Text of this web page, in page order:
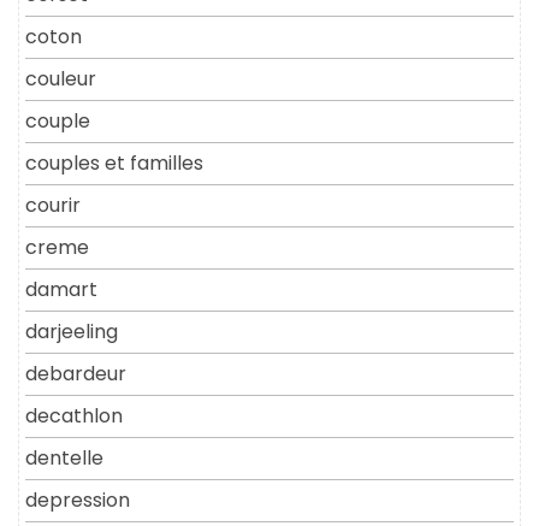
coton
couleur
couple
couples et familles
courir
creme
damart
darjeeling
debardeur
decathlon
dentelle
depression